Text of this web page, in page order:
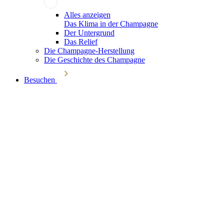
Alles anzeigen
Das Klima in der Champagne
Der Untergrund
Das Relief
Die Champagne-Herstellung
Die Geschichte des Champagne
Besuchen